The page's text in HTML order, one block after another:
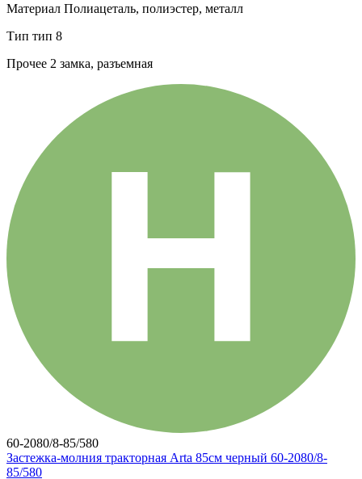
Материал Полиацеталь, полиэстер, металл
Тип тип 8
Прочее 2 замка, разъемная
60-2080/8-85/580
Застежка-молния тракторная Arta 85см черный 60-2080/8-
85/580